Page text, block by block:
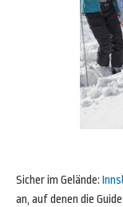
Sicher im Gelände:
an, auf denen die